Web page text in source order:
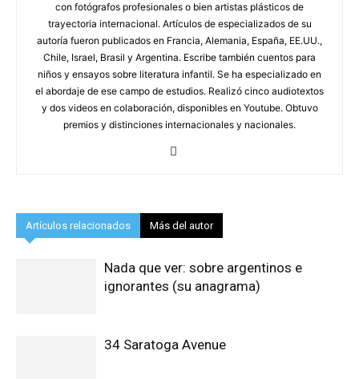
con fotógrafos profesionales o bien artistas plásticos de
trayectoria internacional. Artículos de especializados de su
autoría fueron publicados en Francia, Alemania, España, EE.UU.,
Chile, Israel, Brasil y Argentina. Escribe también cuentos para
niños y ensayos sobre literatura infantil. Se ha especializado en
el abordaje de ese campo de estudios. Realizó cinco audiotextos
y dos videos en colaboración, disponibles en Youtube. Obtuvo
premios y distinciones internacionales y nacionales.
Artículos relacionados Más del autor
Nada que ver: sobre argentinos e
ignorantes (su anagrama)
34 Saratoga Avenue